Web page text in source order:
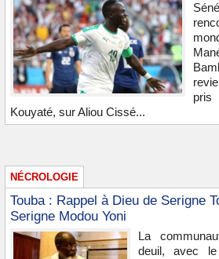
Kouyaté, sur Aliou Cissé...
NÉCROLOGIE
Touba : Rappel à Dieu de Serigne
Serigne Modou Yoni
La
deuil, avec